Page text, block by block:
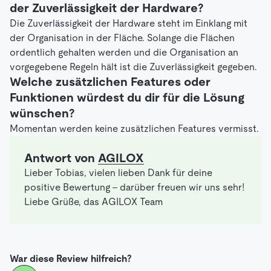
der Zuverlässigkeit der Hardware?
Die Zuverlässigkeit der Hardware steht im Einklang mit
der Organisation in der Fläche. Solange die Flächen
ordentlich gehalten werden und die Organisation an
vorgegebene Regeln hält ist die Zuverlässigkeit gegeben.
Welche zusätzlichen Features oder
Funktionen würdest du dir für die Lösung
wünschen?
Momentan werden keine zusätzlichen Features vermisst.
Antwort von AGILOX
Lieber Tobias, vielen lieben Dank für deine
positive Bewertung - darüber freuen wir uns sehr!
Liebe Grüße, das AGILOX Team
War diese Review hilfreich?